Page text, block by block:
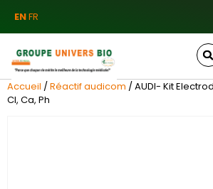
ENFR
Accueil /Réactif audicom / AUDI- Kit
Cl, Ca, Ph